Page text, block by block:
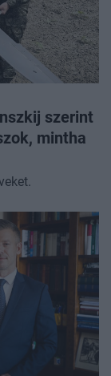
szerint
mintha